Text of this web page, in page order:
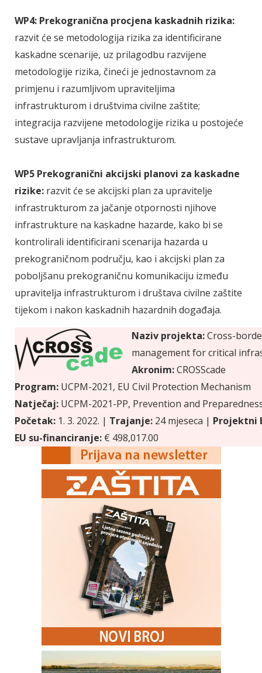
WP4: Prekogranična procjena kaskadnih rizika:
razvit će se metodologija rizika za identificirane
kaskadne scenarije, uz prilagodbu razvijene
metodologije rizika, čineći je jednostavnom za
primjenu i razumljivom upraviteljima
infrastrukturom i društvima civilne zaštite;
integracija razvijene metodologije rizika u postojeće
sustave upravljanja infrastrukturom.
WP5 Prekogranični akcijski planovi za kaskadne
rizike: razvit će se akcijski plan za upravitelje
infrastrukturom za jačanje otpornosti njihove
infrastrukture na kaskadne hazarde, kako bi se
kontrolirali identificirani scenarija hazarda u
prekograničnom području, kao i akcijski plan za
poboljšanu prekograničnu komunikaciju između
upravitelja infrastrukturom i društava civilne zaštite
tijekom i nakon kaskadnih hazardnih događaja.
Naziv projekta:Cross-
management for critical
Akronim:CROSScade
Program: UCPM-2021, EU Civil Protection Mechanism
Natječaj: UCPM-2021-PP, Prevention and
Početak: 1. 3. 2022. | Trajanje: 24 mjeseca | Projektni
EU su-financiranje: € 498,017.00